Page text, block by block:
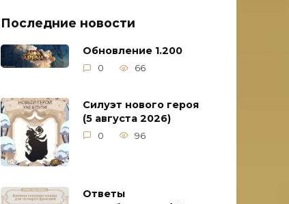
Последние новости
Обновление 1.200
0 66
Силуэт нового героя
(5 августа 2026)
0 96
Ответы